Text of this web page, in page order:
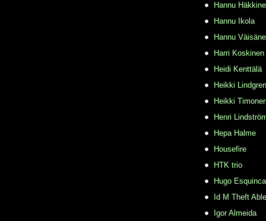
Hannu
Hannu Ikola
Hannu
Harri Koskinen
Heidi Kenttälä
Heikki Lindgren
Heikki
Henri
Hepa Halme
Housefire
HTK trio
Hugo Esquinca
Id M Theft Able
Igor Almeida